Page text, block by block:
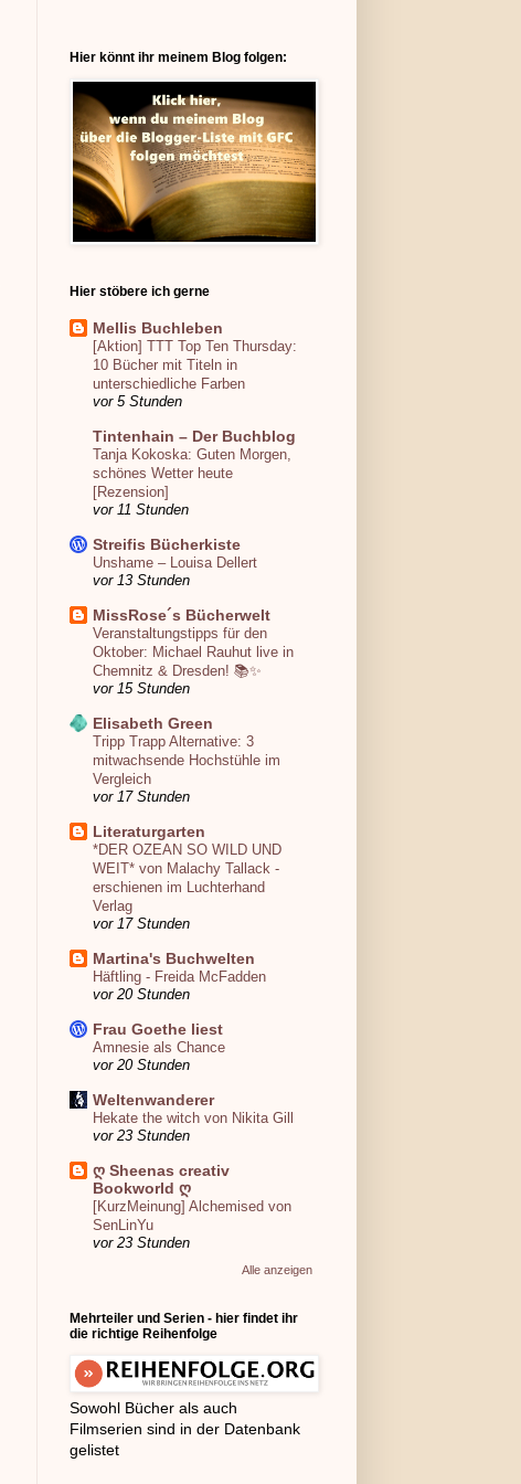
Hier könnt ihr meinem Blog folgen:
Hier stöbere ich gerne
Mellis Buchleben
[Aktion] TTT Top Ten Thursday:
10 Bücher mit Titeln in
unterschiedliche Farben
vor 5 Stunden
Tintenhain – Der Buchblog
Tanja Kokoska: Guten Morgen,
schönes Wetter heute
[Rezension]
vor 11 Stunden
Streifis Bücherkiste
Unshame – Louisa Dellert
vor 13 Stunden
MissRose´s Bücherwelt
Veranstaltungstipps für den
Oktober: Michael Rauhut live in
Chemnitz & Dresden! 📚✨
vor 15 Stunden
Elisabeth Green
Tripp Trapp Alternative: 3
mitwachsende Hochstühle im
Vergleich
vor 17 Stunden
Literaturgarten
*DER OZEAN SO WILD UND
WEIT* von Malachy Tallack -
erschienen im Luchterhand
Verlag
vor 17 Stunden
Martina's Buchwelten
Häftling - Freida McFadden
vor 20 Stunden
Frau Goethe liest
Amnesie als Chance
vor 20 Stunden
Weltenwanderer
Hekate the witch von Nikita Gill
vor 23 Stunden
ღ Sheenas creativ
Bookworld ღ
[KurzMeinung] Alchemised von
SenLinYu
vor 23 Stunden
Alle anzeigen
Mehrteiler und Serien - hier findet ihr
die richtige Reihenfolge
Sowohl Bücher als auch
Filmserien sind in der Datenbank
gelistet